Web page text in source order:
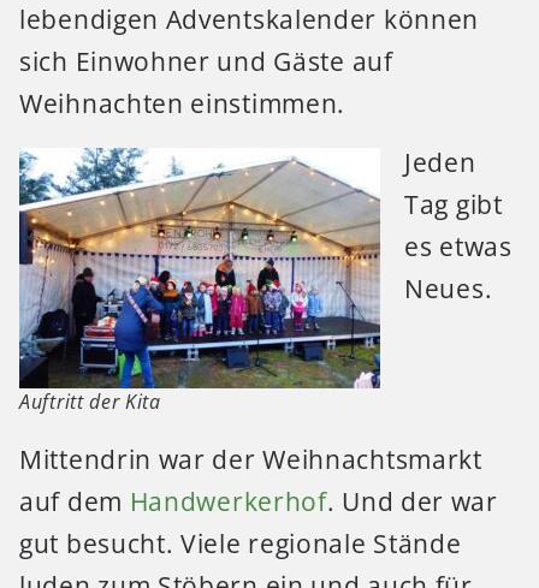
lebendigen Adventskalender können
sich Einwohner und Gäste auf
Weihnachten einstimmen.
Auftritt der Kita
Jeden
Tag gibt
es etwas
Neues.
Mittendrin war der Weihnachtsmarkt
auf dem Handwerkerhof. Und der war
gut besucht. Viele regionale Stände